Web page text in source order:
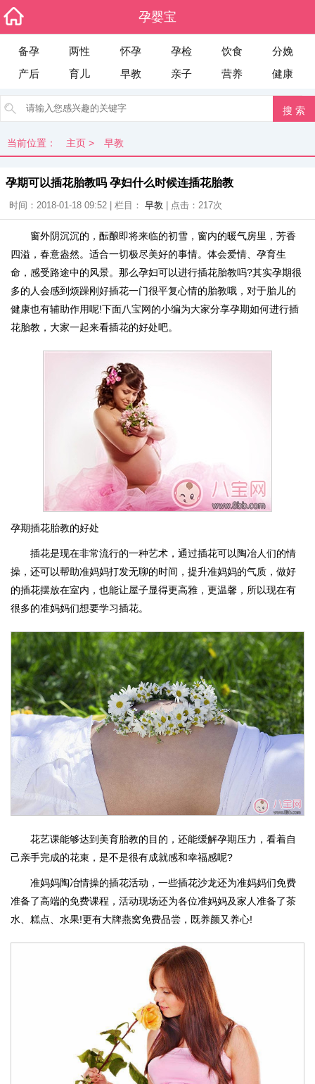
孕婴宝
备孕 两性 怀孕 孕检 饮食
分娩
产后
育儿 早教 亲子 营养 健康
当前位置： 主页 > 早教
孕期可以插花胎教吗 孕妇什么时候连插花胎教
时间：2018-01-18 09:52 | 栏目： 早教 | 点击： 217次
窗外阴沉沉的，酝酿即将来临的初雪，窗内的暖气房里，芳香
四溢，春意盎然。适合一切极尽美好的事情。体会爱情、孕育生
命，感受路途中的风景。那么孕妇可以进行插花胎教吗?其实孕期很
多的人会感到烦躁刚好插花一门很平复心情的胎教哦，对于胎儿的
健康也有辅助作用呢!下面八宝网的小编为大家分享孕期如何进行插
花胎教，大家一起来看插花的好处吧。
孕期插花胎教的好处
插花是现在非常流行的一种艺术，通过插花可以陶冶人们的情
操，还可以帮助准妈妈打发无聊的时间，提升准妈妈的气质，做好
的插花摆放在室内，也能让屋子显得更高雅，更温馨，所以现在有
很多的准妈妈们想要学习插花。
花艺课能够达到美育胎教的目的，还能缓解孕期压力，看着自
己亲手完成的花束，是不是很有成就感和幸福感呢?
准妈妈陶冶情操的插花活动，一些插花沙龙还为准妈妈们免费
准备了高端的免费课程，活动现场还为各位准妈妈及家人准备了茶
水、糕点、水果!更有大牌燕窝免费品尝，既养颜又养心!